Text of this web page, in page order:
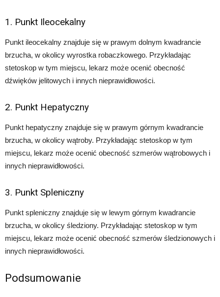
1. Punkt Ileocekalny
Punkt ileocekalny znajduje się w prawym dolnym kwadrancie
brzucha, w okolicy wyrostka robaczkowego. Przykładając
stetoskop w tym miejscu, lekarz może ocenić obecność
dźwięków jelitowych i innych nieprawidłowości.
2. Punkt Hepatyczny
Punkt hepatyczny znajduje się w prawym górnym kwadrancie
brzucha, w okolicy wątroby. Przykładając stetoskop w tym
miejscu, lekarz może ocenić obecność szmerów wątrobowych i
innych nieprawidłowości.
3. Punkt Spleniczny
Punkt spleniczny znajduje się w lewym górnym kwadrancie
brzucha, w okolicy śledziony. Przykładając stetoskop w tym
miejscu, lekarz może ocenić obecność szmerów śledzionowych i
innych nieprawidłowości.
Podsumowanie